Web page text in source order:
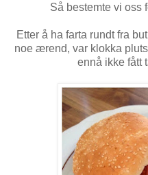
Så bestemte vi oss
Etter å ha farta rundt fra
noe ærend, var klokka
ennå ikke fått